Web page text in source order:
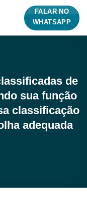
FALAR NO
WHATSAPP
de
sua função
classificação
adequada